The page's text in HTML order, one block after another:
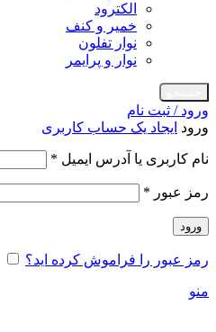
الکترود
خمیر و کنف
نوار تفلون
نوار و پرایمر
ورود / ثبت نام
ورود ایجاد یک حساب کاربری
نام کاربری یا آدرس ایمیل *
رمز عبور *
ورود
رمز عبور را فراموش کرده اید؟
منو